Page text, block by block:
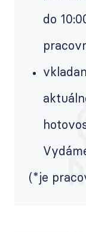
do
(*je